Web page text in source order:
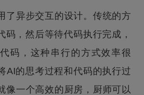
了异步交互的设计。传统的方
码，然后等待代码执行完成，
码，这种串行的方式效率很
AI的思考过程和代码的执行过
像一个高效的厨房，厨师可以